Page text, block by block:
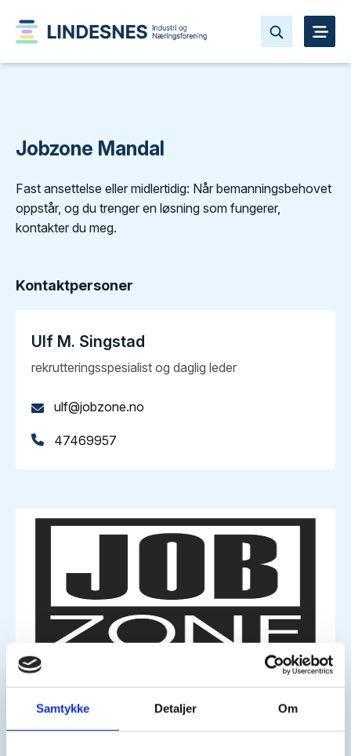
Samtykke Detaljer Om
Jobzone Mandal
Fast ansettelse eller midlertidig: Når bemanningsbehovet
oppstår, og du trenger en løsning som fungerer,
kontakter du meg.
Kontaktpersoner
Ulf M. Singstad
rekrutteringsspesialist og daglig leder
ulf@jobzone.no
47469957